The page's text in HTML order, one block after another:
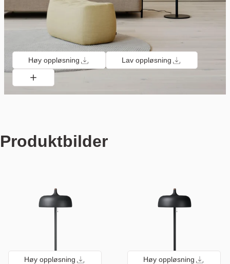
Høy oppløsning Lav oppløsning
Produktbilder
Høy oppløsning Høy oppløsning